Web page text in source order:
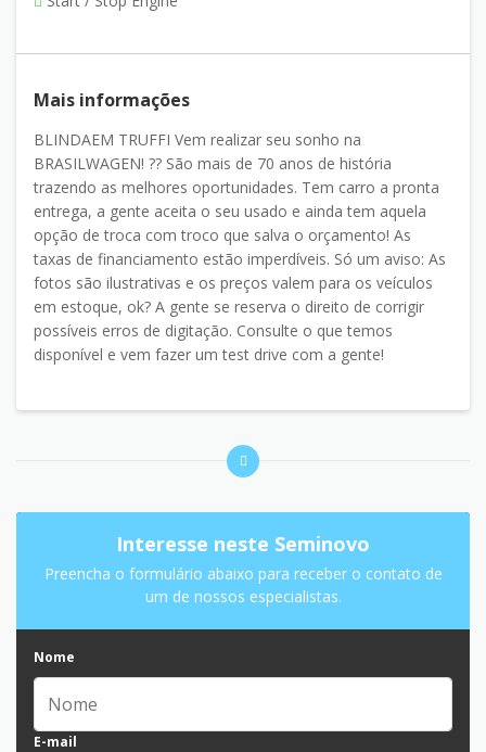
Mais informações
BLINDAEM TRUFFI Vem realizar seu sonho na
BRASILWAGEN! ?? São mais de 70 anos de história
trazendo as melhores oportunidades. Tem carro a pronta
entrega, a gente aceita o seu usado e ainda tem aquela
opção de troca com troco que salva o orçamento! As
taxas de financiamento estão imperdíveis. Só um aviso: As
fotos são ilustrativas e os preços valem para os veículos
em estoque, ok? A gente se reserva o direito de corrigir
possíveis erros de digitação. Consulte o que temos
disponível e vem fazer um test drive com a gente!
Interesse neste Seminovo
Preencha o formulário abaixo para receber o contato de
um de nossos especialistas.
Nome
E-mail